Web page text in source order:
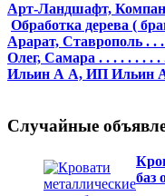
Арт-Ландшафт,
Обработка дерева (
Арарат, Ставрополь . . .
Олег, Самара . . . . . . . . .
Ильин А А, ИП Ильин А
Случайные
баз